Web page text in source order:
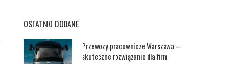
OSTATNIO DODANE
Przewozy pracownicze Warszawa –
skuteczne rozwiązanie dla firm